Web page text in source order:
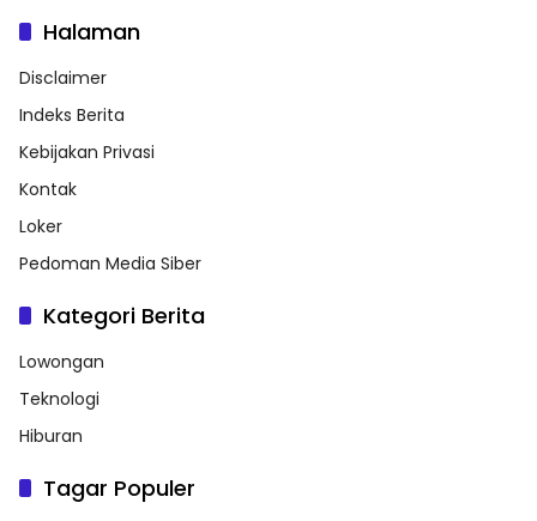
Halaman
Disclaimer
Indeks Berita
Kebijakan Privasi
Kontak
Loker
Pedoman Media Siber
Kategori Berita
Lowongan
Teknologi
Hiburan
Tagar Populer